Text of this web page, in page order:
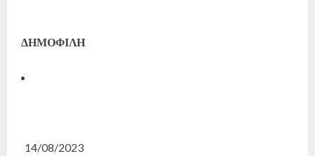
ΔΗΜΟΦΙΛΗ
14/08/2023